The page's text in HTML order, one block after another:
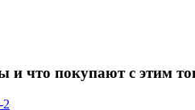
и что покупают с этим